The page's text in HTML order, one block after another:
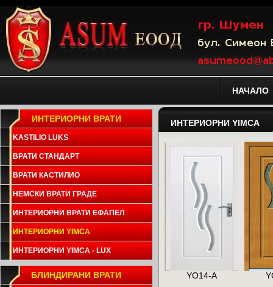
НАЧАЛО
ИНТЕРИОРНИ ВРАТИ
KASTILIO LUKS
ВРАТИ СТАНДАРТ
ВРАТИ КАСТИЛИО
НЕМСКИ ВРАТИ ГРАДЕ
ИНТЕРИОРНИ ВРАТИ ЕФАПЕЛ
ИНТЕРИОРНИ YIMCA
ИНТЕРИОРНИ YIMCA - LUX
БЛИНДИРАНИ ВРАТИ
ИНТЕРИОРНИ YIMCA
YO14-A